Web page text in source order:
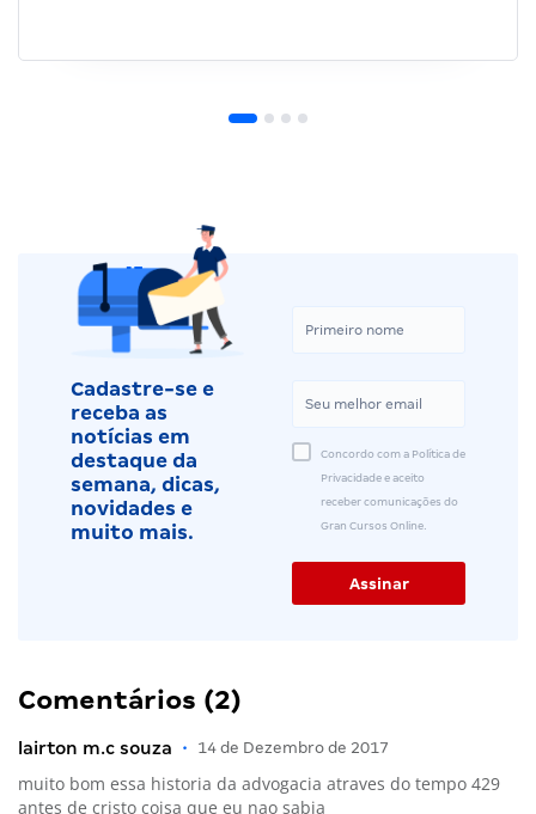
Cadastre-se e
receba as
notícias em
destaque da
semana, dicas,
novidades e
muito mais.
Concordo com a Política de
Privacidade e aceito
receber comunicações do
Gran Cursos Online.
Comentários (2)
lairton m.c souza • 14 de Dezembro de 2017
muito bom essa historia da advogacia atraves do tempo 429
antes de cristo coisa que eu nao sabia